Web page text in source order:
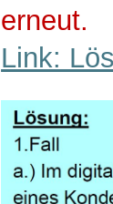
erneut.
Link: